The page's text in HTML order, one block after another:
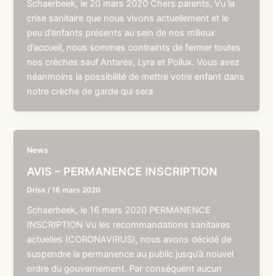
Schaerbeek, le 20 mars 2020 Chers parents, Vu la
crise sanitaire que nous vivons actuellement et le
peu d’enfants présents au sein de nos milieux
d’accueil, nous sommes contraints de fermer toutes
nos crèches sauf Antarès, Lyra et Pollux. Vous avez
néanmoins la possibilité de mettre votre enfant dans
notre crèche de garde qui sera
News
AVIS – PERMANENCE INSCRIPTION
Driss /16 mars 2020
Schaerbeek, le 16 mars 2020 PERMANENCE
INSCRIPTION Vu les recommandations sanitaires
actuelles (CORONAVIRUS), nous avons décidé de
suspendre la permanence au public jusqu’à nouvel
ordre du gouvernement. Par conséquent aucun